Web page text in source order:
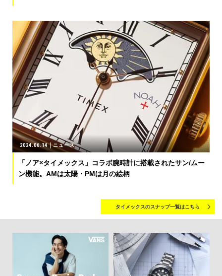
2024.06.14 ニュース
「ノア×タイメックス」コラボ腕時計に搭載されたサン/ムー
ン機能。AMは太陽・PMは月の絵柄
タイメックスのスナップ一覧はこちら